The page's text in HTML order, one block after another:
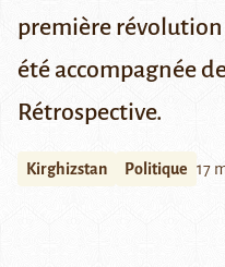
première
été accompagnée
Rétrospective.
Kirghizstan Politique 17